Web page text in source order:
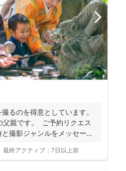
るのを得意としています。
父親です。 ご予約リクエス
撮影ジャンルをメッセージ
最終アクティブ： 7日以上前